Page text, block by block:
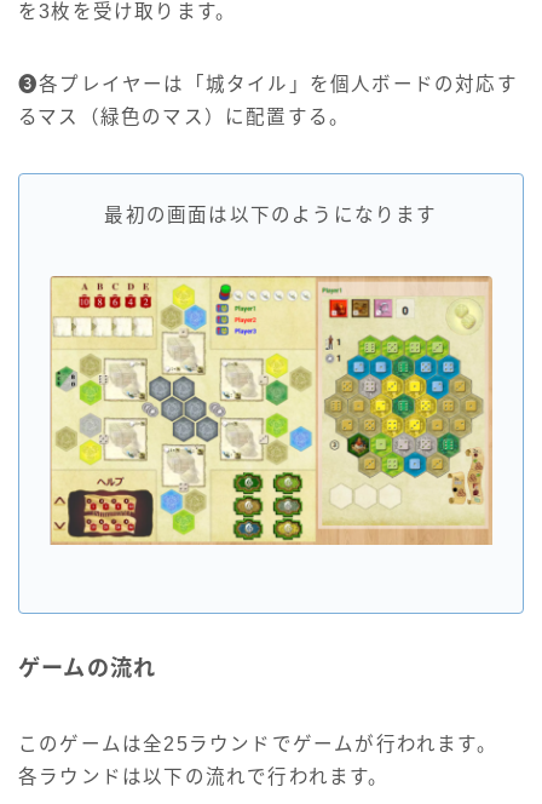
を3枚を受け取ります。
❸各プレイヤーは「城タイル」を個人ボードの対応す
るマス（緑色のマス）に配置する。
最初の画面は以下のようになります
ゲームの流れ
このゲームは全25ラウンドでゲームが行われます。
各ラウンドは以下の流れで行われます。